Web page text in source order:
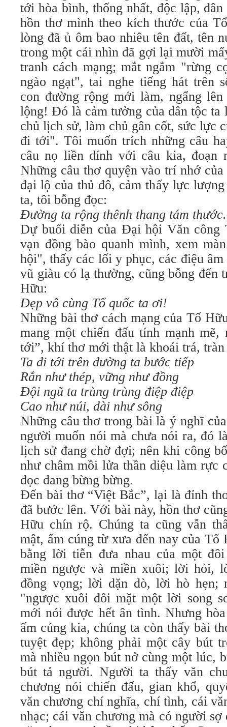
tới hòa bình, thống nhất, độc lập,
hồn thơ mình theo kích thước của
lòng đã ủ ôm bao nhiêu tên đất, tên
trong một cái nhìn đã gợi lại mười
tranh cách mạng; mắt ngắm "rừng
ngào ngạt", tai nghe tiếng hát trên
con đường rộng mới làm, ngẩng
lộng! Ðó là cảm tưởng của dân tộc ta
chủ lịch sử, làm chủ gân cốt, sức lực
đi tới". Tôi muốn trích những câu
câu nọ liền dính với câu kia, đoạn
Những câu thơ quyện vào trí nhớ
đại lộ của thủ đô, cảm thấy lực
ta, tôi bỗng đọc:
Ðường ta rộng thênh thang tám thước.
Dự buổi diễn của Ðại hội Văn công
vạn đồng bào quanh mình, xem
hội", thấy các lối y phục, các điệu âm
vũ giàu có lạ thường, cũng bỗng đến
Hữu:
Ðẹp vô cùng Tổ quốc ta ơi!
Những bài thơ cách mạng của Tố
mang một chiến đấu tính mạnh mẽ,
tới”, khí thơ mới thật là khoái trá,
Ta đi tới trên đường ta bước tiếp
Rắn như thép, vững như đồng
Ðội ngũ ta trùng trùng điệp điệp
Cao như núi, dài như sông
Những câu thơ trong bài là ý nghĩ
người muốn nói mà chưa nói ra, đó
lịch sử đang chờ đợi; nên khi công
như châm mồi lửa thần diệu làm rực
đọc đang bừng bừng.
Ðến bài thơ “Việt Bắc”, lại là đỉnh
đã bước lên. Với bài này, hồn thơ
Hữu chín rộ. Chúng ta cũng vẫn
mật, ấm cúng từ xưa đến nay của
bằng lời tiễn đưa nhau của một
miền ngược và miền xuôi; lời hỏi,
đồng vọng; lời dặn dò, lời hò hẹn;
"ngược xuôi đôi mặt một lời song
mới nói được hết ân tình. Nhưng
ấm cúng kia, chúng ta còn thấy bài
tuyệt đẹp; không phải một cây bút
mà nhiều ngọn bút nở cùng một lúc,
bút tả người. Người ta thấy văn
chương nói chiến đấu, gian khổ,
văn chương chí nghĩa, chí tình, cái
nhạc; cái văn chương mà có người